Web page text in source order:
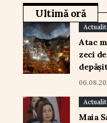
Ultimă oră
Atac
zeci
Maia